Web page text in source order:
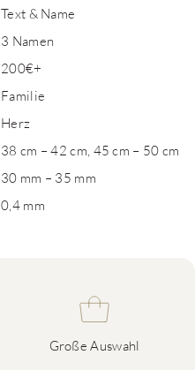
Text & Name
3 Namen
200€+
Familie
Herz
38 cm – 42 cm, 45 cm – 50 cm
30 mm – 35 mm
0,4 mm
Große Auswahl